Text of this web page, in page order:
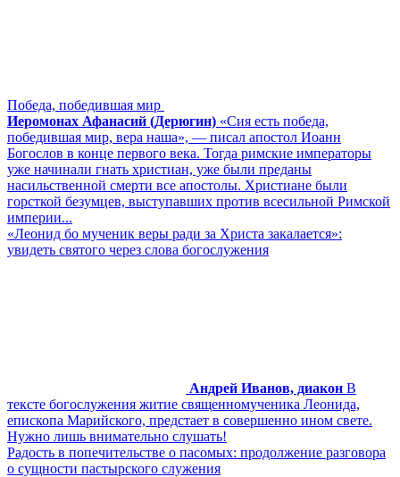
Победа, победившая мир
Иеромонах Афанасий (Дерюгин) «Сия есть победа,
победившая мир, вера наша», — писал апостол Иоанн
Богослов в конце первого века. Тогда римские императоры
уже начинали гнать христиан, уже были преданы
насильственной смерти все апостолы. Христиане были
горсткой безумцев, выступавших против всесильной Римской
империи...
«Леонид бо мученик веры ради за Христа закалается»:
увидеть святого через слова богослужения
Андрей Иванов, диакон В
тексте богослужения житие священномученика Леонида,
епископа Марийского, предстает в совершенно ином свете.
Нужно лишь внимательно слушать!
Радость в попечительстве о пасомых: продолжение разговора
о сущности пастырского служения